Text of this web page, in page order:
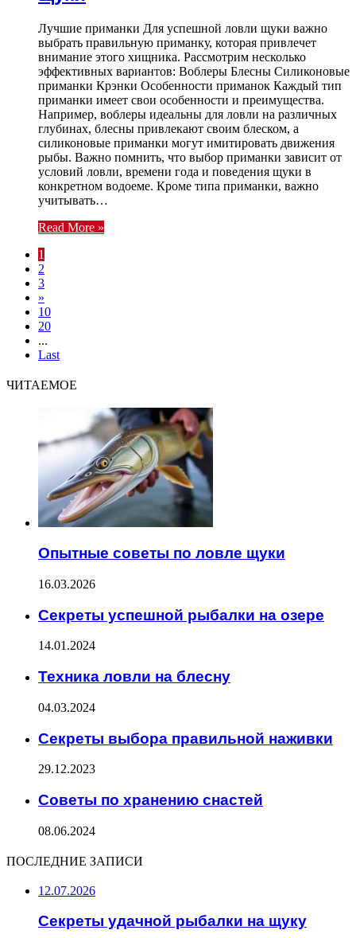
Лучшие приманки Для успешной ловли щуки важно
выбрать правильную приманку, которая привлечет
внимание этого хищника. Рассмотрим несколько
эффективных вариантов: Воблеры Блесны Силиконовые
приманки Крэнки Особенности приманок Каждый тип
приманки имеет свои особенности и преимущества.
Например, воблеры идеальны для ловли на различных
глубинах, блесны привлекают своим блеском, а
силиконовые приманки могут имитировать движения
рыбы. Важно помнить, что выбор приманки зависит от
условий ловли, времени года и поведения щуки в
конкретном водоеме. Кроме типа приманки, важно
учитывать…
Read More »
1
2
3
»
10
20
...
Last
ЧИТАЕМОЕ
Опытные советы по ловле щуки
16.03.2026
Секреты успешной рыбалки на озере
14.01.2024
Техника ловли на блесну
04.03.2024
Секреты выбора правильной наживки
29.12.2023
Советы по хранению снастей
08.06.2024
ПОСЛЕДНИЕ ЗАПИСИ
12.07.2026
Секреты удачной рыбалки на щуку